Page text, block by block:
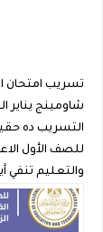
التسريب ده
والتعليم